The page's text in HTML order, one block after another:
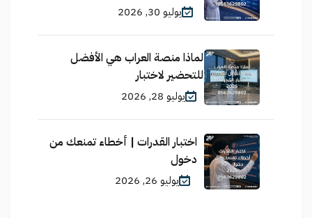
يوليو 30, 2026
لماذا منصة العراب هي الأفضل
للتحضير لاختبار
يوليو 28, 2026
اختبار القدرات | أخطاء تمنعك من
دخول
يوليو 26, 2026